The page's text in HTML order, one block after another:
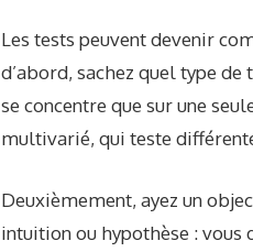
Les tests peuvent devenir
d’abord, sachez quel type
se concentre que sur une
multivarié, qui teste
Deuxièmement, ayez un
intuition ou hypothèse :